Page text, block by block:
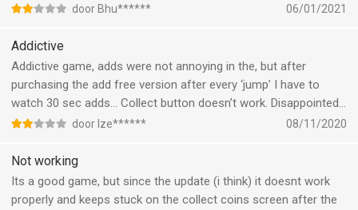
door Bhu****** 06/01/2021
Addictive
Addictive game, adds were not annoying in the, but after
purchasing the add free version after every ‘jump’ I have to
watch 30 sec adds... Collect button doesn’t work. Disappointed...
door Ize****** 08/11/2020
Not working
Its a good game, but since the update (i think) it doesnt work
properly and keeps stuck on the collect coins screen after the